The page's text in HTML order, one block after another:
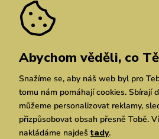
Pozáruční opravy
Dárkové poukazy
Vuchlook
Prodejny
Praha Brno Chrudim
Zásady ochrany osobních údajů
Abychom věděli, co
Snažíme se, aby náš web byl pro
tomu nám pomáhají cookies. Sbírají
můžeme personalizovat reklamy,
přizpůsobovat obsah přesně Tobě.
nakládáme najdeš tady.